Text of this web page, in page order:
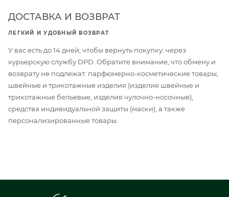
ДОСТАВКА И ВОЗВРАТ
ЛЕГКИЙ И УДОБНЫЙ ВОЗВРАТ
У вас есть до 14 дней, чтобы вернуть покупку: через
курьерскую службу DPD. Обратите внимание, что обмену и
возврату не подлежат: парфюмерно-косметические товары,
швейные и трикотажные изделия (изделия швейные и
трикотажные бельевые, изделия чулочно-носочные),
средства индивидуальной защиты (маски), а также
персонализированные товары.